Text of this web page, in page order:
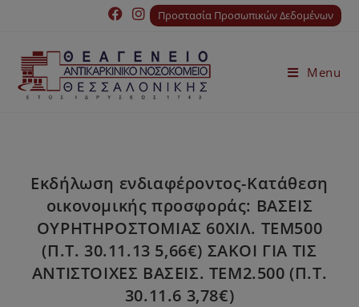
Προστασία Προσωπικών Δεδομένων
Menu
Εκδήλωση ενδιαφέροντος-Κατάθεση
οικονομικής προσφοράς: ΒΑΣΕΙΣ
ΟΥΡΗΤΗΡΟΣΤΟΜΙΑΣ 60ΧΙΛ. ΤΕΜ500
(Π.Τ. 30.11.13 5,66€) ΣΑΚΟΙ ΓΙΑ ΤΙΣ
ΑΝΤΙΣΤΟΙΧΕΣ ΒΑΣΕΙΣ. ΤΕΜ2.500 (Π.Τ.
30.11.6 3,78€)